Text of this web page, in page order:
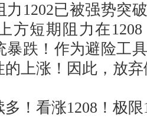
1202已被强势突
方短期阻力在
暴跌！作为避险工
上涨！因此，放
！看涨1208！极限